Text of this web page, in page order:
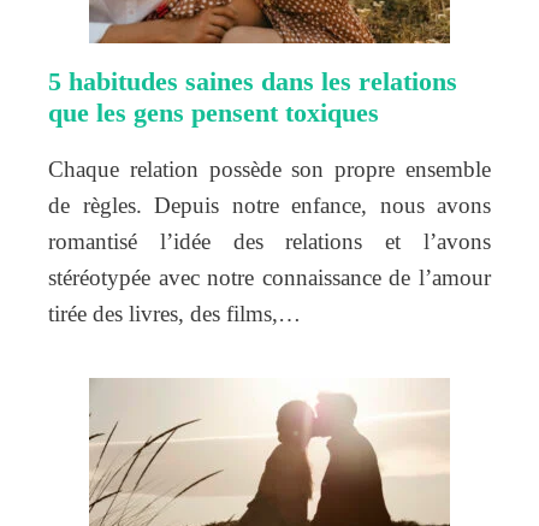
5 habitudes saines dans les relations
que les gens pensent toxiques
Chaque relation possède son propre ensemble
de règles. Depuis notre enfance, nous avons
romantisé l’idée des relations et l’avons
stéréotypée avec notre connaissance de l’amour
tirée des livres, des films,…